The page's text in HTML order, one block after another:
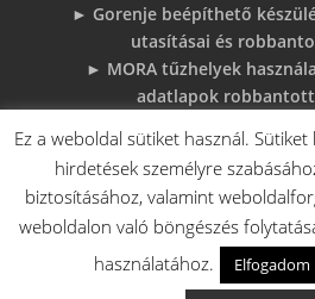
► Gorenje beépíthető
utasításai és
► MORA tűzhelyek
adatlapok
megoldások
► 6 gyakori sütő hiba, és
♦Gorenje Háztartásigépek
Ez a weboldal sütiket használ.
hirdetések személyre
biztosításához, valamint
weboldalon való böngészés
használatához.
Elfogadom